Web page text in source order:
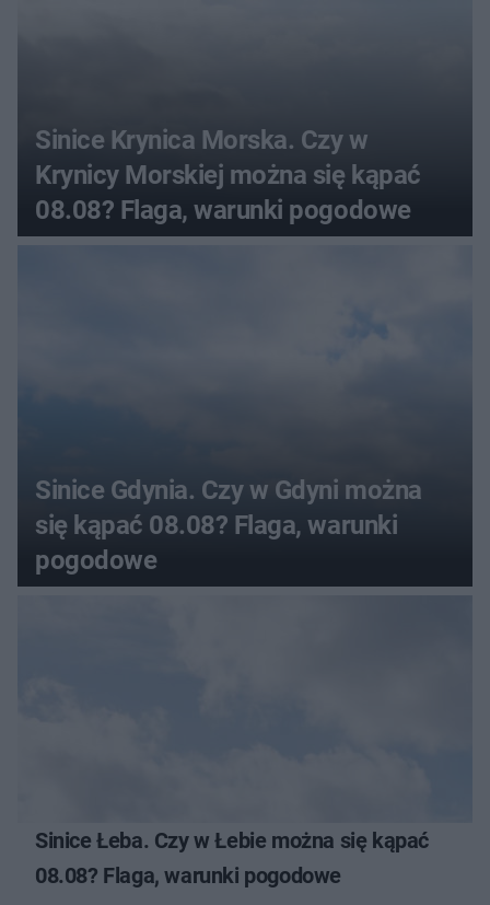
Sinice Krynica Morska. Czy w
Krynicy Morskiej można się kąpać
08.08? Flaga, warunki pogodowe
Sinice Gdynia. Czy w Gdyni można
się kąpać 08.08? Flaga, warunki
pogodowe
Sinice Łeba. Czy w Łebie można się kąpać
08.08? Flaga, warunki pogodowe